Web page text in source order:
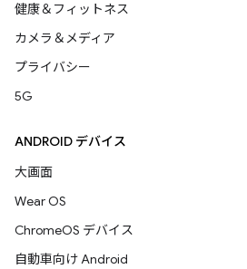
健康＆フィットネス
カメラ＆メディア
プライバシー
5G
ANDROID デバイス
大画面
Wear OS
ChromeOS デバイス
自動車向け Android